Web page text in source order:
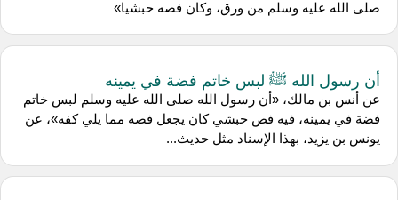
صلى الله عليه وسلم من ورق، وكان فصه حبشيا»
أن رسول الله ﷺ لبس خاتم فضة في يمينه
عن أنس بن مالك، «أن رسول الله صلى الله عليه وسلم لبس خاتم
فضة في يمينه، فيه فص حبشي كان يجعل فصه مما يلي كفه»، عن
يونس بن يزيد، بهذا الإسناد مثل حديث...